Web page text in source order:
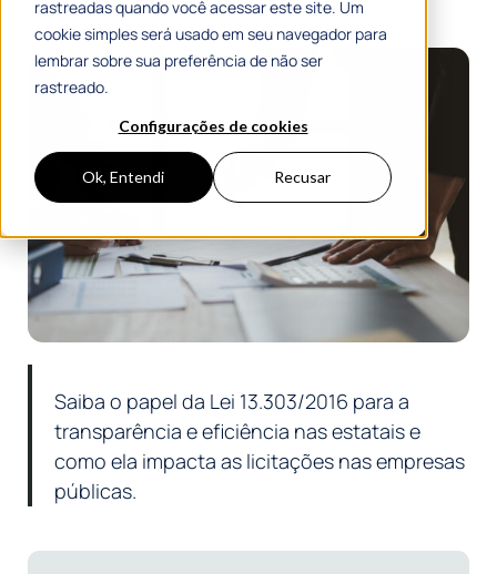
rastreadas quando você acessar este site. Um
cookie simples será usado em seu navegador para
lembrar sobre sua preferência de não ser
rastreado.
Configurações de cookies
Ok, Entendi Recusar
7 Min De Leitura
Saiba o papel da Lei 13.303/2016 para a
transparência e eficiência nas estatais e
como ela impacta as licitações nas empresas
públicas.